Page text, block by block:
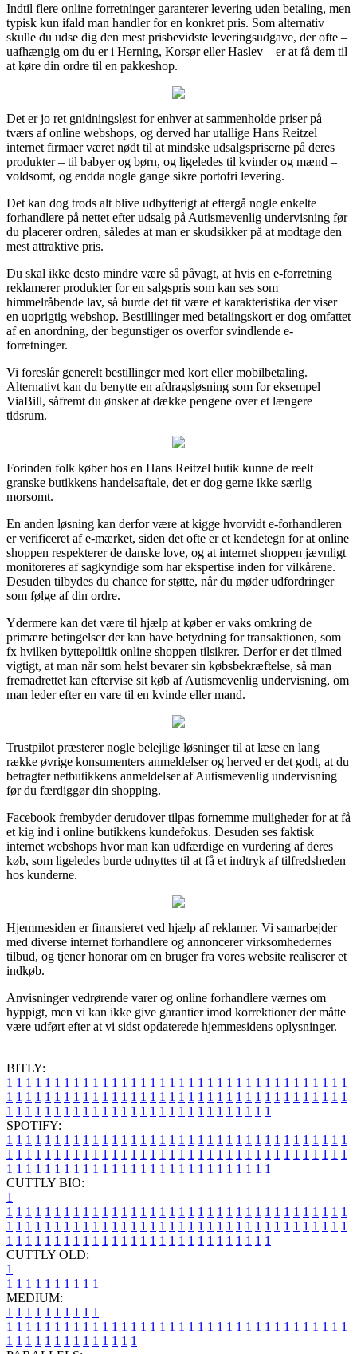
Indtil flere online forretninger garanterer levering uden betaling, men
typisk kun ifald man handler for en konkret pris. Som alternativ
skulle du udse dig den mest prisbevidste leveringsudgave, der ofte –
uafhængig om du er i Herning, Korsør eller Haslev – er at få dem til
at køre din ordre til en pakkeshop.
Det er jo ret gnidningsløst for enhver at sammenholde priser på
tværs af online webshops, og derved har utallige Hans Reitzel
internet firmaer været nødt til at mindske udsalgspriserne på deres
produkter – til babyer og børn, og ligeledes til kvinder og mænd –
voldsomt, og endda nogle gange sikre portofri levering.
Det kan dog trods alt blive udbytterigt at eftergå nogle enkelte
forhandlere på nettet efter udsalg på Autismevenlig undervisning før
du placerer ordren, således at man er skudsikker på at modtage den
mest attraktive pris.
Du skal ikke desto mindre være så påvagt, at hvis en e-forretning
reklamerer produkter for en salgspris som kan ses som
himmelråbende lav, så burde det tit være et karakteristika der viser
en uoprigtig webshop. Bestillinger med betalingskort er dog omfattet
af en anordning, der begunstiger os overfor svindlende e-
forretninger.
Vi foreslår generelt bestillinger med kort eller mobilbetaling.
Alternativt kan du benytte en afdragsløsning som for eksempel
ViaBill, såfremt du ønsker at dække pengene over et længere
tidsrum.
Forinden folk køber hos en Hans Reitzel butik kunne de reelt
granske butikkens handelsaftale, det er dog gerne ikke særlig
morsomt.
En anden løsning kan derfor være at kigge hvorvidt e-forhandleren
er verificeret af e-mærket, siden det ofte er et kendetegn for at online
shoppen respekterer de danske love, og at internet shoppen jævnligt
monitoreres af sagkyndige som har ekspertise inden for vilkårene.
Desuden tilbydes du chance for støtte, når du møder udfordringer
som følge af din ordre.
Ydermere kan det være til hjælp at køber er vaks omkring de
primære betingelser der kan have betydning for transaktionen, som
fx hvilken byttepolitik online shoppen tilsikrer. Derfor er det tilmed
vigtigt, at man når som helst bevarer sin købsbekræftelse, så man
fremadrettet kan eftervise sit køb af Autismevenlig undervisning, om
man leder efter en vare til en kvinde eller mand.
Trustpilot præsterer nogle belejlige løsninger til at læse en lang
række øvrige konsumenters anmeldelser og herved er det godt, at du
betragter netbutikkens anmeldelser af Autismevenlig undervisning
før du færdiggør din shopping.
Facebook frembyder derudover tilpas fornemme muligheder for at få
et kig ind i online butikkens kundefokus. Desuden ses faktisk
internet webshops hvor man kan udfærdige en vurdering af deres
køb, som ligeledes burde udnyttes til at få et indtryk af tilfredsheden
hos kunderne.
Hjemmesiden er finansieret ved hjælp af reklamer. Vi samarbejder
med diverse internet forhandlere og annoncerer virksomhedernes
tilbud, og tjener honorar om en bruger fra vores website realiserer et
indkøb.
Anvisninger vedrørende varer og online forhandlere værnes om
hyppigt, men vi kan ikke give garantier imod korrektioner der måtte
være udført efter at vi sidst opdaterede hjemmesidens oplysninger.
BITLY:
1 1 1 1 1 1 1 1 1 1 1 1 1 1 1 1 1 1 1 1 1 1 1 1 1 1 1 1 1 1 1 1 1 1 1 1
1 1 1 1 1 1 1 1 1 1 1 1 1 1 1 1 1 1 1 1 1 1 1 1 1 1 1 1 1 1 1 1 1 1 1 1
1 1 1 1 1 1 1 1 1 1 1 1 1 1 1 1 1 1 1 1 1 1 1 1 1 1 1 1
SPOTIFY:
1 1 1 1 1 1 1 1 1 1 1 1 1 1 1 1 1 1 1 1 1 1 1 1 1 1 1 1 1 1 1 1 1 1 1 1
1 1 1 1 1 1 1 1 1 1 1 1 1 1 1 1 1 1 1 1 1 1 1 1 1 1 1 1 1 1 1 1 1 1 1 1
1 1 1 1 1 1 1 1 1 1 1 1 1 1 1 1 1 1 1 1 1 1 1 1 1 1 1 1
CUTTLY BIO:
1
1 1 1 1 1 1 1 1 1 1 1 1 1 1 1 1 1 1 1 1 1 1 1 1 1 1 1 1 1 1 1 1 1 1 1 1
1 1 1 1 1 1 1 1 1 1 1 1 1 1 1 1 1 1 1 1 1 1 1 1 1 1 1 1 1 1 1 1 1 1 1 1
1 1 1 1 1 1 1 1 1 1 1 1 1 1 1 1 1 1 1 1 1 1 1 1 1 1 1 1
CUTTLY OLD:
1
1 1 1 1 1 1 1 1 1 1
MEDIUM:
1 1 1 1 1 1 1 1 1 1
1 1 1 1 1 1 1 1 1 1 1 1 1 1 1 1 1 1 1 1 1 1 1 1 1 1 1 1 1 1 1 1 1 1 1 1
1 1 1 1 1 1 1 1 1 1 1 1 1 1